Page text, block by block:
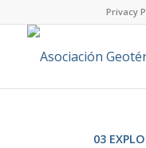
Privacy
03